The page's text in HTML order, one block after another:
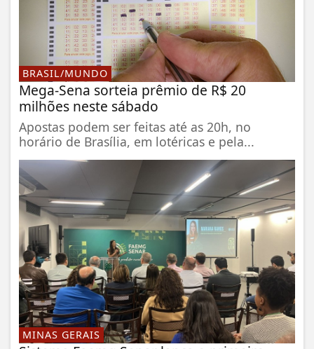
BRASIL/MUNDO
Mega-Sena sorteia prêmio de R$ 20
milhões neste sábado
Apostas podem ser feitas até as 20h, no
horário de Brasília, em lotéricas e pela...
MINAS GERAIS